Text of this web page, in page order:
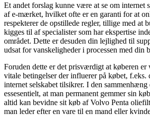
Et andet forslag kunne være at se om internet
af e-mærket, hvilket ofte er en garanti for at
respekterer de opstillede regler, tillige med at
kigges til af specialister som har ekspertise
området. Dette er desuden din lejlighed til
udsat for vanskeligheder i processen med din
Foruden dette er det prisværdigt at køberen er
vitale betingelser der influerer på købet,
internet selskabet tilsikrer. I den sammenhæng
essesentielt, at man permanent gemmer sin
altid kan bevidne sit køb af Volvo Penta
man leder efter en vare til en mand eller